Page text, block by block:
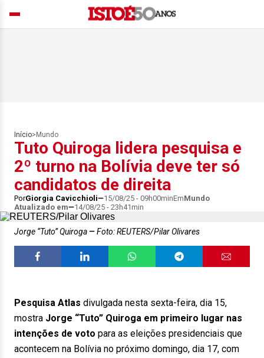
Início> Mundo
Tuto Quiroga lidera pesquisa e
2º turno na Bolívia deve ter só
candidatos de direita
PorGiorgia Cavicchioli 15/08/25 - 09h00minEmMundo
Atualizado em
14/08/25 - 23h41min
Jorge “Tuto” Quiroga Foto: REUTERS/Pilar Olivares
Pesquisa Atlas divulgada nesta sexta-feira, dia 15,
mostra Jorge “Tuto” Quiroga em primeiro lugar nas
intenções de voto para as eleições presidenciais que
acontecem na Bolívia no próximo domingo, dia 17, com